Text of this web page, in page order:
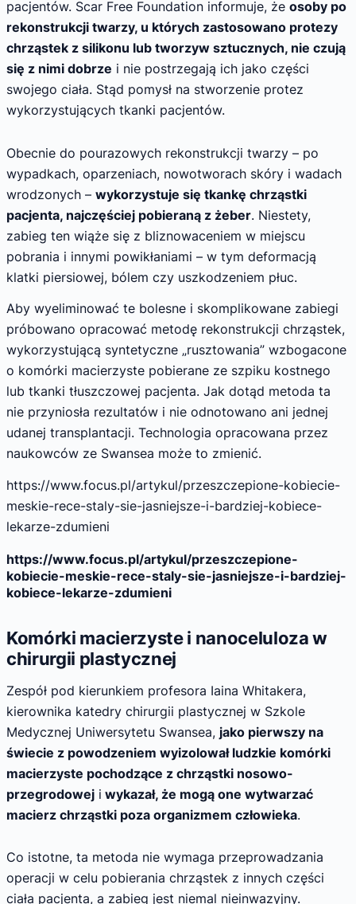
pacjentów. Scar Free Foundation informuje, że osoby po
rekonstrukcji twarzy, u których zastosowano protezy
chrząstek z silikonu lub tworzyw sztucznych, nie czują
się z nimi dobrze i nie postrzegają ich jako części
swojego ciała. Stąd pomysł na stworzenie protez
wykorzystujących tkanki pacjentów.
Obecnie do pourazowych rekonstrukcji twarzy – po
wypadkach, oparzeniach, nowotworach skóry i wadach
wrodzonych – wykorzystuje się tkankę chrząstki
pacjenta, najczęściej pobieraną z żeber. Niestety,
zabieg ten wiąże się z bliznowaceniem w miejscu
pobrania i innymi powikłaniami – w tym deformacją
klatki piersiowej, bólem czy uszkodzeniem płuc.
Aby wyeliminować te bolesne i skomplikowane zabiegi
próbowano opracować metodę rekonstrukcji chrząstek,
wykorzystującą syntetyczne „rusztowania” wzbogacone
o komórki macierzyste pobierane ze szpiku kostnego
lub tkanki tłuszczowej pacjenta. Jak dotąd metoda ta
nie przyniosła rezultatów i nie odnotowano ani jednej
udanej transplantacji. Technologia opracowana przez
naukowców ze Swansea może to zmienić.
https://www.focus.pl/artykul/przeszczepione-kobiecie-
meskie-rece-staly-sie-jasniejsze-i-bardziej-kobiece-
lekarze-zdumieni
https://www.focus.pl/artykul/przeszczepione-
kobiecie-meskie-rece-staly-sie-jasniejsze-i-bardziej-
kobiece-lekarze-zdumieni
Komórki macierzyste i nanoceluloza w
chirurgii plastycznej
Zespół pod kierunkiem profesora Iaina Whitakera,
kierownika katedry chirurgii plastycznej w Szkole
Medycznej Uniwersytetu Swansea, jako pierwszy na
świecie z powodzeniem wyizolował ludzkie komórki
macierzyste pochodzące z chrząstki nosowo-
przegrodowej i wykazał, że mogą one wytwarzać
macierz chrząstki poza organizmem człowieka.
Co istotne, ta metoda nie wymaga przeprowadzania
operacji w celu pobierania chrząstek z innych części
ciała pacjenta, a zabieg jest niemal nieinwazyjny.